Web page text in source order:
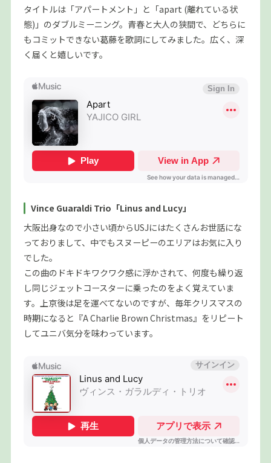
タイトルは「アパートメント」と「apart (離れている状
態)」のダブルミーニング。青春と大人の狭間で、どちらに
もコミットできない葛藤を歌詞にしてみました。広く、深
く届くと嬉しいです。
Vince Guaraldi Trio「Linus and Lucy」
大阪出身なので小さい頃からUSJにはたくさんお世話にな
っておりまして、中でもスヌーピーのエリアはお気に入り
でした。
この曲のドキドキワクワク感に浮かされて、何度も繰り返
し同じジェットコースターに乗ったのをよく覚えていま
す。上京後は足を運べてないのですが、毎年クリスマスの
時期になると『A Charlie Brown Christmas』をリピート
してユニバ気分を味わっています。